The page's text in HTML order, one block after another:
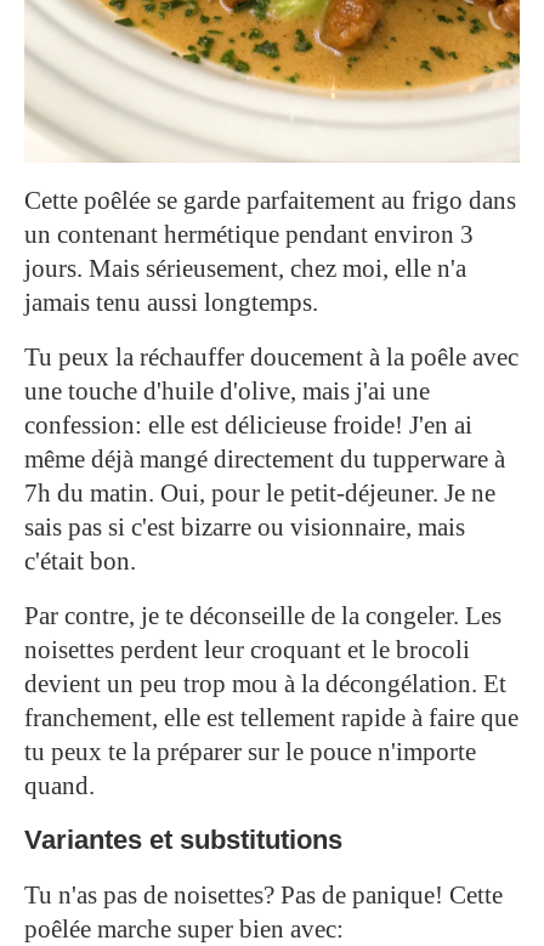
Cette poêlée se garde parfaitement au frigo dans
un contenant hermétique pendant environ 3
jours. Mais sérieusement, chez moi, elle n'a
jamais tenu aussi longtemps.
Tu peux la réchauffer doucement à la poêle avec
une touche d'huile d'olive, mais j'ai une
confession: elle est délicieuse froide! J'en ai
même déjà mangé directement du tupperware à
7h du matin. Oui, pour le petit-déjeuner. Je ne
sais pas si c'est bizarre ou visionnaire, mais
c'était bon.
Par contre, je te déconseille de la congeler. Les
noisettes perdent leur croquant et le brocoli
devient un peu trop mou à la décongélation. Et
franchement, elle est tellement rapide à faire que
tu peux te la préparer sur le pouce n'importe
quand.
Variantes et substitutions
Tu n'as pas de noisettes? Pas de panique! Cette
poêlée marche super bien avec: